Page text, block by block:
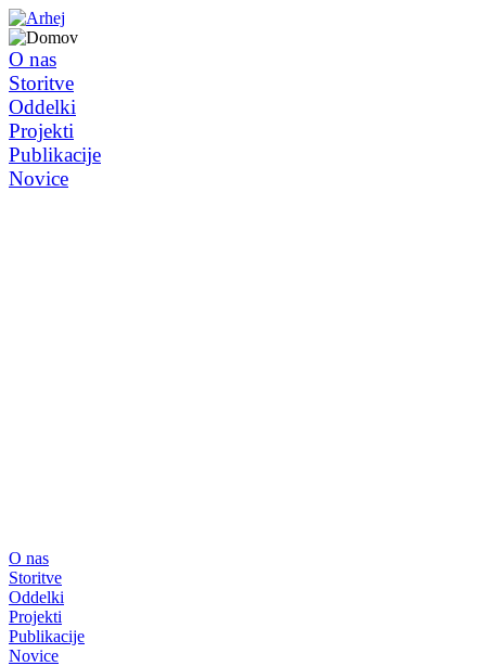
O nas
Storitve
Oddelki
Projekti
Publikacije
Novice
O nas
Storitve
Oddelki
Projekti
Publikacije
Novice